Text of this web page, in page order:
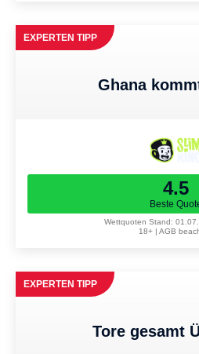
EXPERTEN TIPP
Ghana
4.5
Beste
Wettquoten Stand:
18+ | AGB
EXPERTEN TIPP
Tore gesamt